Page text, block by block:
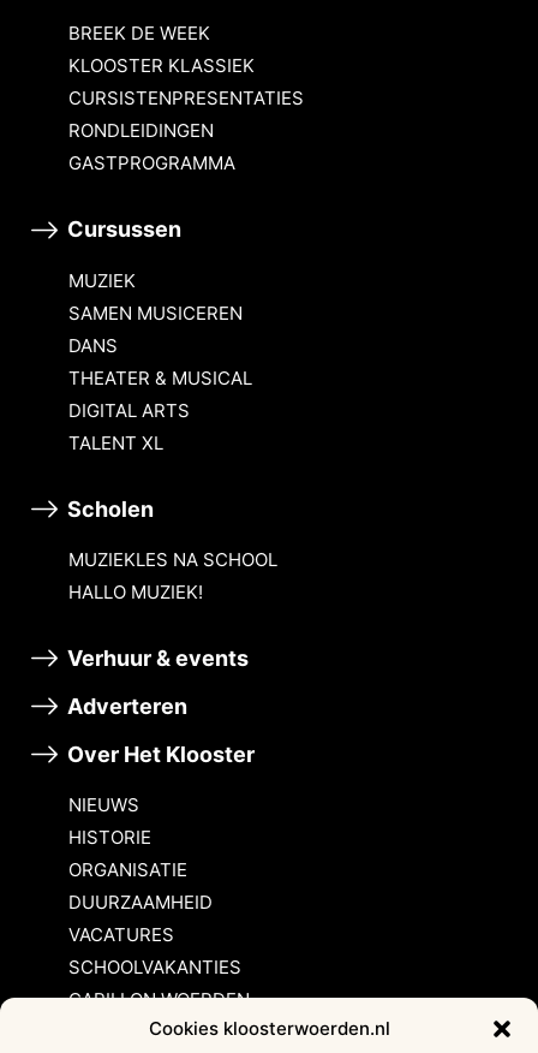
Cookies kloosterwoerden.nl
BREEK DE WEEK
KLOOSTER KLASSIEK
CURSISTENPRESENTATIES
RONDLEIDINGEN
GASTPROGRAMMA
Cursussen
MUZIEK
SAMEN MUSICEREN
DANS
THEATER & MUSICAL
DIGITAL ARTS
TALENT XL
Scholen
MUZIEKLES NA SCHOOL
HALLO MUZIEK!
Verhuur & events
Adverteren
Over Het Klooster
NIEUWS
HISTORIE
ORGANISATIE
DUURZAAMHEID
VACATURES
SCHOOLVAKANTIES
CARILLON WOERDEN